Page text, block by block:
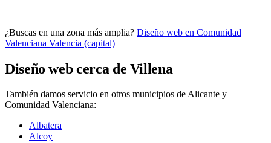
Quiero mi panel
¿Buscas en una zona más amplia? Diseño web en Comunidad
Valenciana Valencia (capital)
Diseño web cerca de Villena
También damos servicio en otros municipios de Alicante y
Comunidad Valenciana:
Albatera
Alcoy